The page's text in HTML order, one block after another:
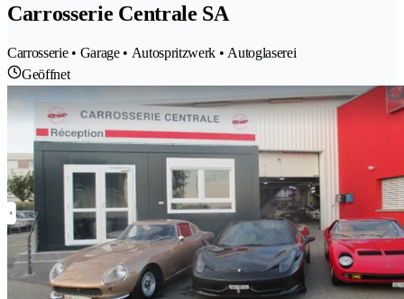
Carrosserie Centrale SA
Carrosserie • Garage • Autospritzwerk • Autoglaserei
Geöffnet